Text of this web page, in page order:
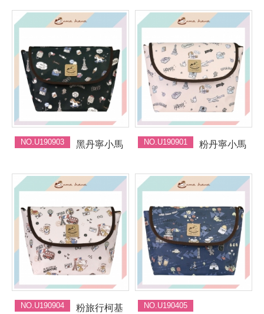
NO.U190903 黑丹寧小馬 NO.U190901 粉丹寧小馬
NO.U190904 粉旅行柯基 NO.U190405